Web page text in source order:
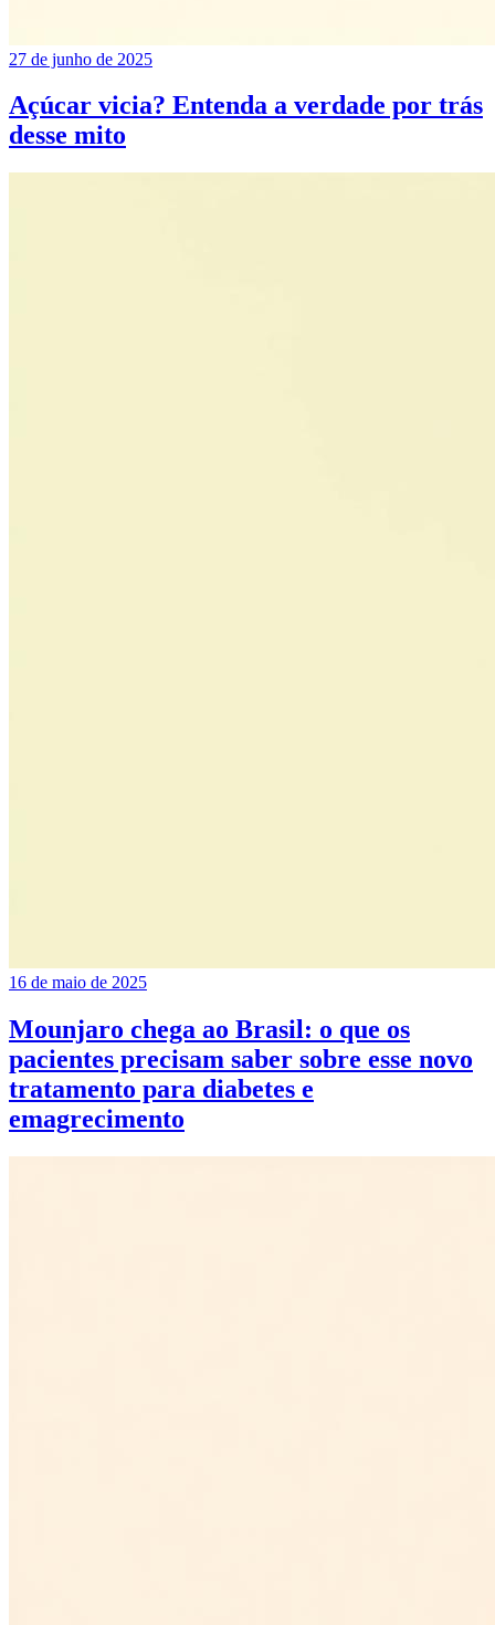
27 de junho de 2025
Açúcar vicia? Entenda a verdade por trás
desse mito
16 de maio de 2025
Mounjaro chega ao Brasil: o que os
pacientes precisam saber sobre esse novo
tratamento para diabetes e
emagrecimento